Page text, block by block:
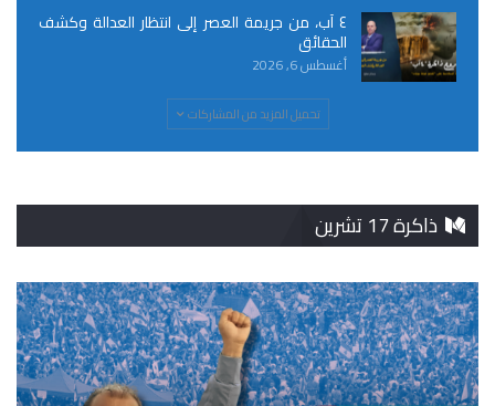
٤ آب، من جريمة العصر إلى انتظار العدالة وكشف
الحقائق
أغسطس 6, 2026
تحميل المزيد من المشاركات
ذاكرة 17 تشرين